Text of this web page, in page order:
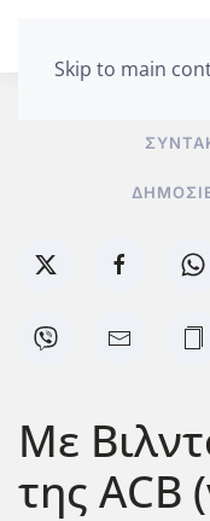
Skip to main
Με
της ACB